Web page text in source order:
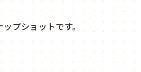
プショットです。